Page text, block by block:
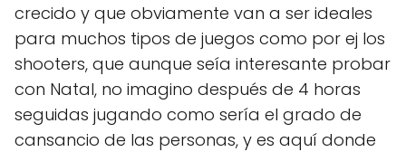
crecido y que obviamente van a ser ideales
para muchos tipos de juegos como por ej los
shooters, que aunque seía interesante probar
con Natal, no imagino después de 4 horas
seguidas jugando como sería el grado de
cansancio de las personas, y es aquí donde